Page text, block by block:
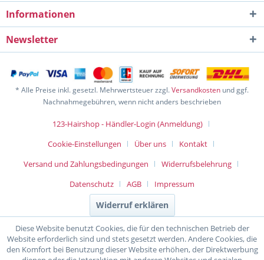
Informationen
Newsletter
* Alle Preise inkl. gesetzl. Mehrwertsteuer zzgl.Versandkosten und ggf.
Nachnahmegebühren, wenn nicht anders beschrieben
123-Hairshop - Händler-Login (Anmeldung)
Cookie-Einstellungen
Über uns
Kontakt
Versand und Zahlungsbedingungen
Widerrufsbelehrung
Datenschutz
AGB Impressum
Widerruf erklären
Diese Website benutzt Cookies, die für den technischen Betrieb der
Website erforderlich sind und stets gesetzt werden. Andere Cookies, die
den Komfort bei Benutzung dieser Website erhöhen, der Direktwerbung